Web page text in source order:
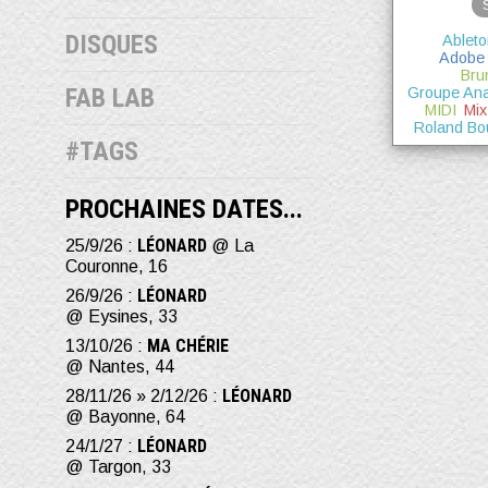
DISQUES
FAB LAB
#TAGS
PROCHAINES DATES...
25/9/26 : LÉONARD @ La
Couronne, 16
26/9/26 : LÉONARD
@ Eysines, 33
13/10/26 : MA CHÉRIE
@ Nantes, 44
28/11/26 » 2/12/26 : LÉONARD
@ Bayonne, 64
24/1/27 : LÉONARD
@ Targon, 33
Adobe
Groupe
MIDI Mix
Roland